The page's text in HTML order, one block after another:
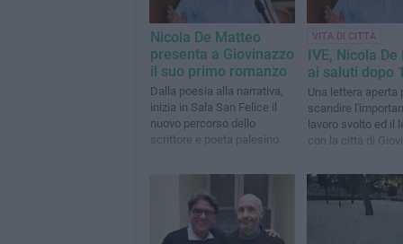
Nicola De Matteo
presenta a Giovinazzo
il suo primo romanzo
Dalla poesia alla narrativa,
inizia in Sala San Felice il
nuovo percorso dello
scrittore e poeta palesino
VITA DI CITTÀ
IVE, Nicola
ai saluti dopo
Una lettera aperta
scandire
lavoro svolto ed il
con la città di